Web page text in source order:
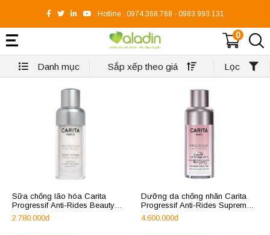
Hotline : 0974.368.768 - 0983.993.131
0
Danh mục Sắp xếp theo giá Lọc
Sữa chống lão hóa Carita
Progressif Anti-Rides Beauty
Emulsion
2.780.000đ
Dưỡng da chống nhăn Carita
Progressif Anti-Rides Supreme
Wrinkle Solution Serum
4.600.000đ